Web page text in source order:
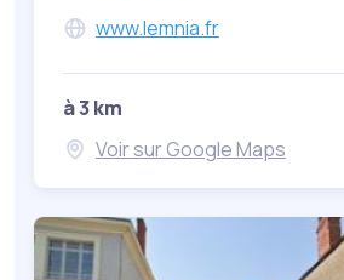
www.lemnia.fr
à 3 km
Voir sur Google Maps